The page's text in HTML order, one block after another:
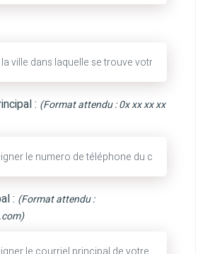
: (Format attendu : 0x xx xx xx
: (Format attendu :